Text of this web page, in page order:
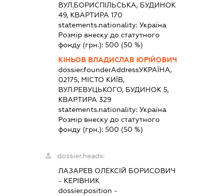
ВУЛ.БОРИСПІЛЬСЬКА, БУДИНОК
49, КВАРТИРА 170
statements.nationality:Україна
Розмір внеску до статутного
фонду (грн.):500 (50 %)
КІНЬОВ ВЛАДИСЛАВ ЮРІЙОВИЧ
dossier.founderAddressУКРАЇНА,
02175, МІСТО КИЇВ,
ВУЛ.РЕВУЦЬКОГО, БУДИНОК 5,
КВАРТИРА 329
statements.nationality:Україна
Розмір внеску до статутного
фонду (грн.):500 (50 %)
dossier.heads:
ЛАЗАРЕВ ОЛЕКСІЙ БОРИСОВИЧ
- КЕРІВНИК
dossier.position -